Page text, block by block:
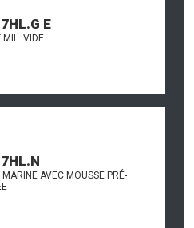
E
MIL. VIDE
MARINE AVEC MOUSSE PRÉ-